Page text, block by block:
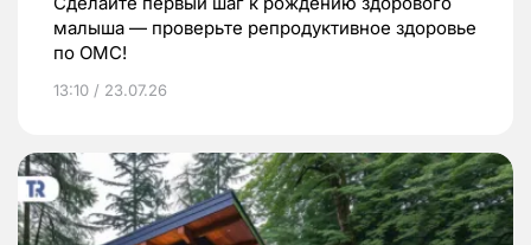
малыша — проверьте репродуктивное здоровье
по ОМС!
13:10 / 23.07.26